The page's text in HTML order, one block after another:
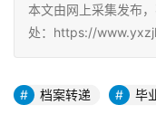
本文由网上采集发布
处：https://
档案转递 毕